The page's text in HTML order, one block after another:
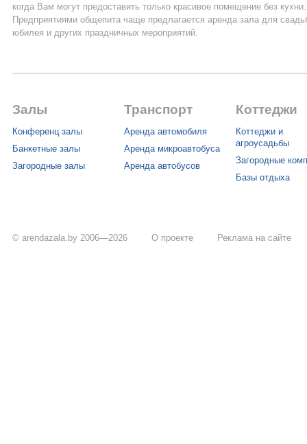
когда Вам могут предоставить только красивое помещение без кухни.
Предприятиями общепита чаще предлагается аренда зала для
юбилея и других праздничных мероприятий.
Залы
Конференц залы
Банкетные залы
Загородные залы
Транспорт
Аренда автомобиля
Аренда микроавтобуса
Аренда автобусов
Коттеджи
Коттеджи и
агроусадьбы
Загородные
Базы отдыха
© arendazala.by 2006—2026 О проекте Реклама на сайте